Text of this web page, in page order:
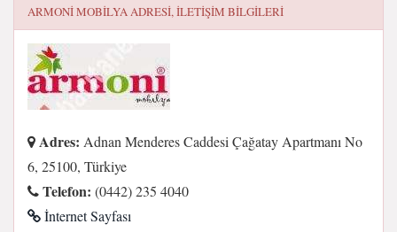
ARMONI MOBILYAADRESI, ILETIŞIM BILGILERI
Adres: Adnan Menderes Caddesi Çağatay Apartmanı No
6, 25100, Türkiye
Telefon: (0442) 235 4040
İnternet Sayfası